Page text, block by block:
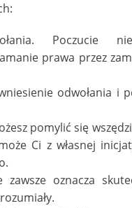
Poczucie
prawa przez
odwołania i
pomylić się
Ci z własnej
zawsze oznacza